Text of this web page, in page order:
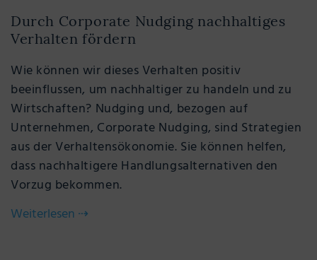
Durch Corporate Nudging nachhaltiges
Verhalten fördern
Wie können wir dieses Verhalten positiv
beeinflussen, um nachhaltiger zu handeln und zu
Wirtschaften? Nudging und, bezogen auf
Unternehmen, Corporate Nudging, sind Strategien
aus der Verhaltensökonomie. Sie können helfen,
dass nachhaltigere Handlungsalternativen den
Vorzug bekommen.
Weiterlesen ⇢